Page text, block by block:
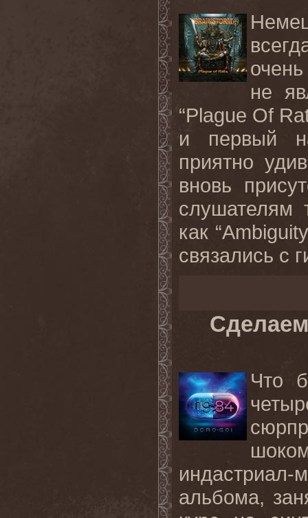
не
“Plague Of
и первый
приятно
вновь
слушателям
как
связались с
Что
альбома,